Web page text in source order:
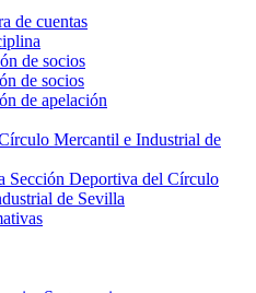
de cuentas
de socios
de socios
de apelación
Mercantil e Industrial de
Sección Deportiva del Círculo
de Sevilla